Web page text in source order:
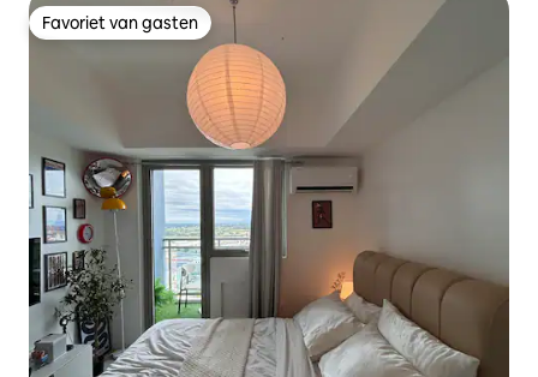
Favoriet van gasten
Favoriet van gasten